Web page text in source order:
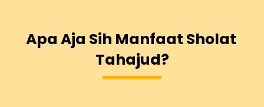
Apa Aja Sih Manfaat Sholat
Tahajud?